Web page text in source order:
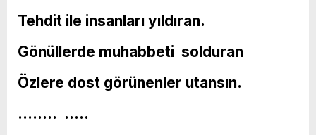
Tehdit ile insanları yıldıran.
Gönüllerde muhabbeti solduran
Özlere dost görünenler utansın.
…….. …..